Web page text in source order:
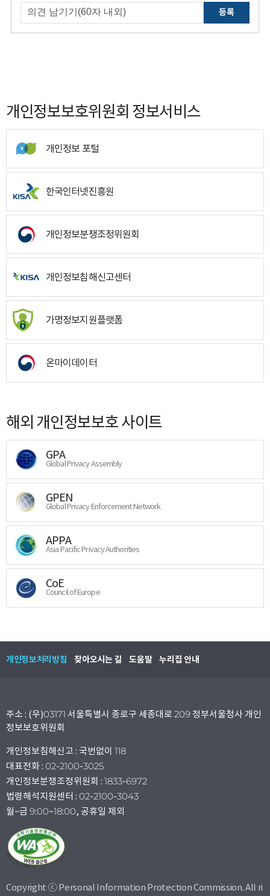
등록
개인정보보호위원회 정보서비스
개인정보 포털
한국인터넷진흥원
개인정보분쟁조정위원회
개인정보침해신고센터
가명정보지원플랫폼
온마이데이터
해외 개인정보보호 사이트
GPA
Global Privacy Assembly
GPEN
Global Privacy Enforcement Network
APPA
Asia Pacific Privacy Authorities
CoE
Council of Europe
개인정보처리방침 찾아오시는 길 도움말 누리집 안내
주소 : (우)03171 서울특별시 종로구 세종대로 209 정부서울청사 개인
정보보호위원회
개인정보침해신고 : 국번없이 118
대표전화 : 02-2100-3025
개인정보분쟁조정위원회 : 1833-6972
법령해석지원센터 : 02-2100-3043
월~금 9:00~18:00, 공휴일 제외
Copyright ⓒ Personal Information Protection Commission. All ri